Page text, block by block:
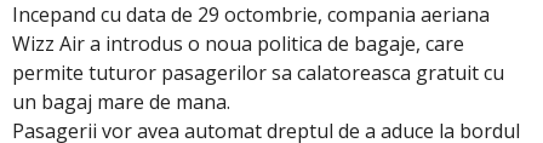
Incepand cu data de 29 octombrie, compania aeriana
Wizz Air a introdus o noua politica de bagaje, care
permite tuturor pasagerilor sa calatoreasca gratuit cu
un bagaj mare de mana.
Pasagerii vor avea automat dreptul de a aduce la bordul